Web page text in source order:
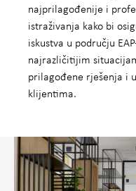
najprilagođenije i
istraživanja kako bi
iskustva u području
najrazličitijim
prilagođene rješenja i
klijentima.